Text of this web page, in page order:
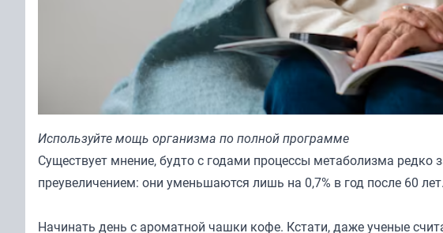
Используйте мощь организма по полной программе
Существует мнение, будто с годами процессы метаболизма редко
преувеличением: они уменьшаются лишь на 0,7% в год после 60
Начинать день с ароматной чашки кофе. Кстати, даже ученые